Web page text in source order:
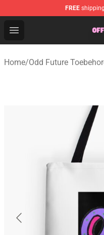
FREE
Open menu
Odd Future Store -
Home/Odd Future